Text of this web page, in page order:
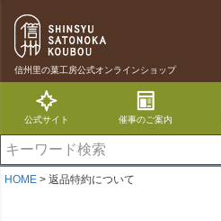
信州里の菓工房公式オンラインショップ
公式サイト 催事のご案内
HOME 返品特約について